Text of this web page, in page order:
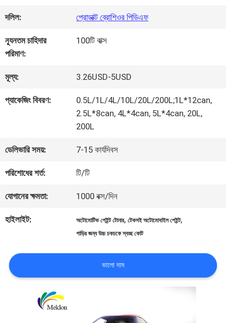
কারখানা
ভ্রমণ
মান
নিয়ন্ত্রণ
উদ্ধৃতির
দলিল: প্রোডাক্ট ব্রোশিওর পিডিএফ
ন্যূনতম চাহিদার
পরিমাণ:
100টি বাক্স
মূল্য: 3.26USD-5USD
প্যাকেজিং বিবরণ:
0.5L/1L/4L/10L/20L/200L;1L*12can,
2.5L*8can, 4L*4can, 5L*4can, 20L,
200L
ডেলিভারি সময়: 7-15 কার্যদিবস
পরিশোধের শর্ত: টি/টি
যোগানের ক্ষমতা: 1000 বক্স/দিন
হাইলাইট: অটোমোটিভ পেইন্ট টোনার,টেকসই অটোমোবাইল পেইন্ট,
গাড়ির জন্য উচ্চ চকচকে স্বচ্ছ কোট
ভালো দাম